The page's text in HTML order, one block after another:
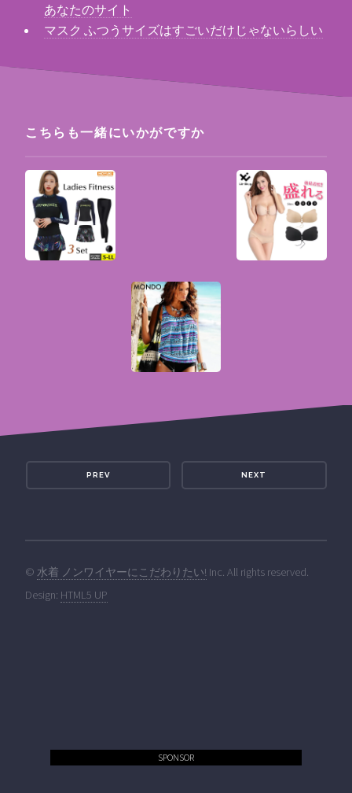
あなたのサイト
マスク ふつうサイズはすごいだけじゃないらしい
こちらも一緒にいかがですか
PREV NEXT
© 水着 ノンワイヤーにこだわりたい! Inc. All rights reserved.
Design: HTML5 UP
SPONSOR